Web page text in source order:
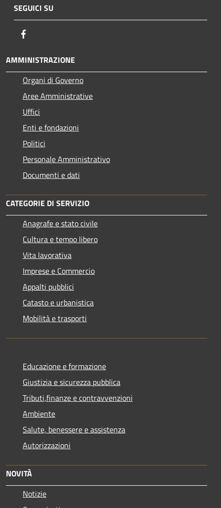
SEGUICI SU
AMMINISTRAZIONE
Organi di Governo
Aree Amministrative
Uffici
Enti e fondazioni
Politici
Personale Amministrativo
Documenti e dati
CATEGORIE DI SERVIZIO
Anagrafe e stato civile
Cultura e tempo libero
Vita lavorativa
Imprese e Commercio
Appalti pubblici
Catasto e urbanistica
Mobilità e trasporti
Educazione e formazione
Giustizia e sicurezza pubblica
Tributi,finanze e contravvenzioni
Ambiente
Salute, benessere e assistenza
Autorizzazioni
NOVITÀ
Notizie